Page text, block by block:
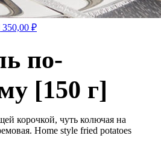
350,00 ₽
по-
[150 г]
корочкой, чуть колючая на
Home style fried potatoes